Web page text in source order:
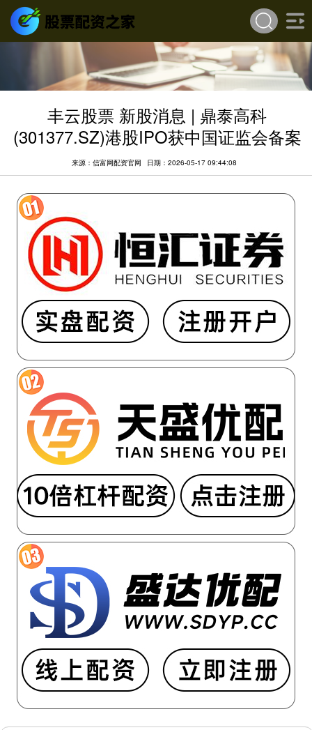
丰云股票 新股消息 | 鼎泰高科
(301377.SZ)港股IPO获中国证监会备案
来源：信富网配资官网 日期：2026-05-17 09:44:08